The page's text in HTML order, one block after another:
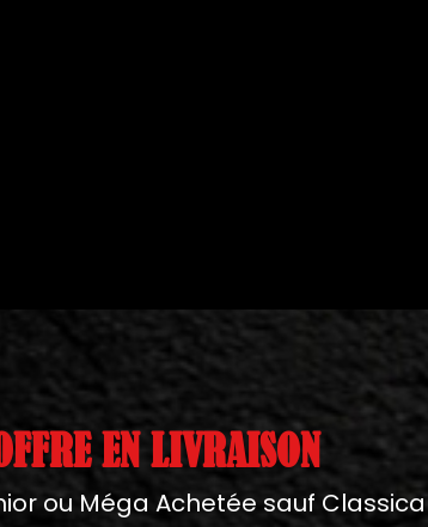
EN LIVRAISON
ou Méga Achetée sauf Classica